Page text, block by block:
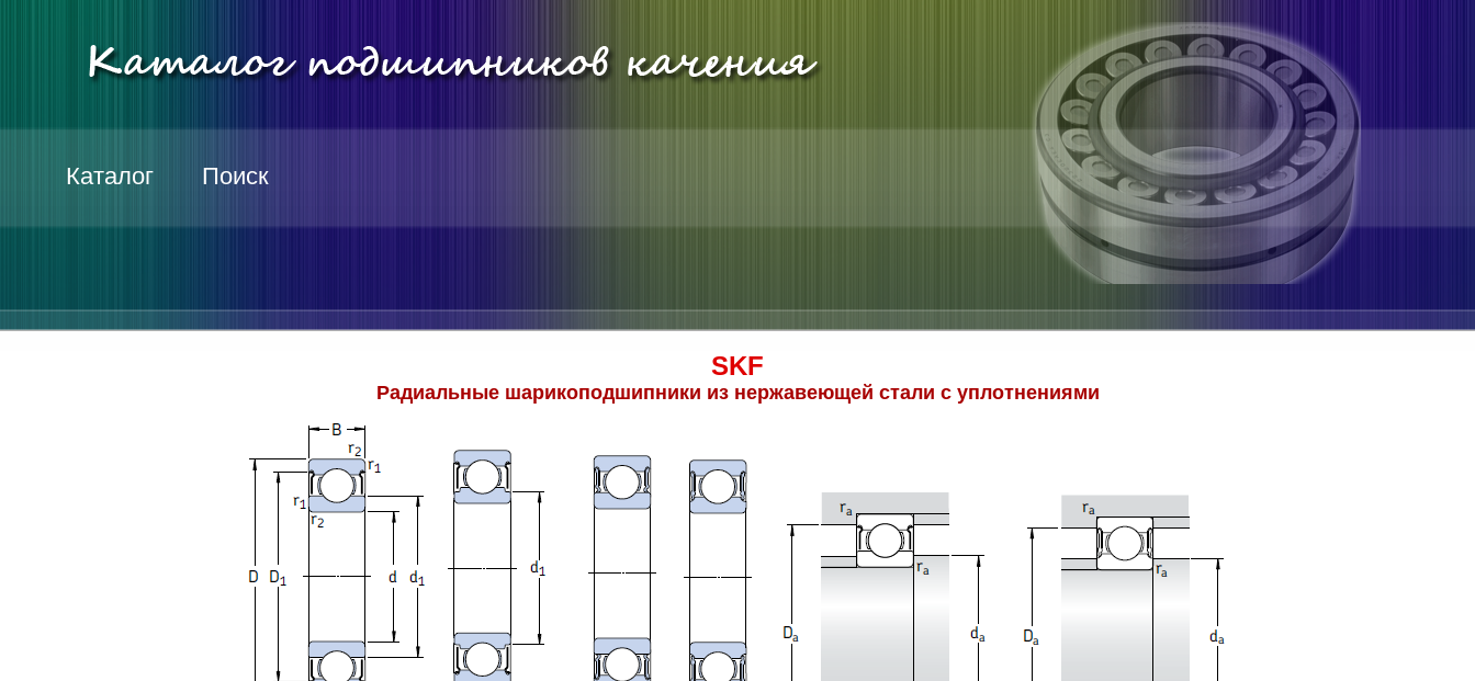
Каталог Поиск
SKF
Радиальные шарикоподшипники из нержавеющей стали с уплотнениями